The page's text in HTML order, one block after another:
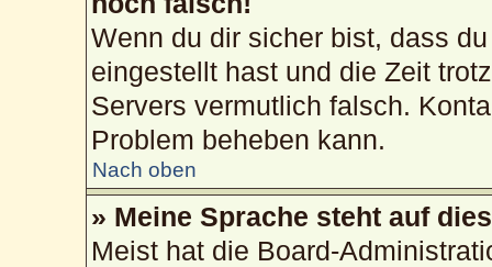
Wenn du dir sicher bist, dass
eingestellt hast und die Zeit
Servers vermutlich falsch.
Problem beheben kann.
Nach oben
» Meine Sprache steht auf
Meist hat die Board-